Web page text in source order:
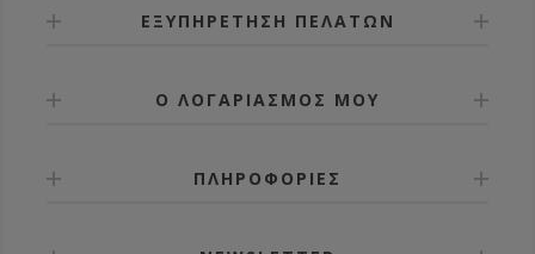
ΕΞΥΠΗΡΕΤΗΣΗ ΠΕΛΑΤΩΝ
Ο ΛΟΓΑΡΙΑΣΜΟΣ ΜΟΥ
ΠΛΗΡΟΦΟΡΙΕΣ